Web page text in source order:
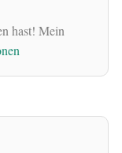
hast! Mein